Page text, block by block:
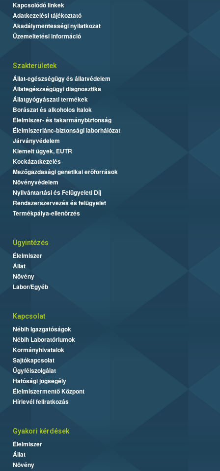
Kapcsolódó linkek
Adatkezelési tájékoztató
Akadálymentességi nyilatkozat
Üzemeltetési információ
Szakterületek
Állat-egészségügy és állatvédelem
Állategészségügyi diagnosztika
Állatgyógyászati termékek
Borászat és alkoholos italok
Élelmiszer- és takarmánybiztonság
Élelmiszerlánc-biztonsági laborhálózat
Járványvédelem
Kiemelt ügyek, EUTR
Kockázatkezelés
Mezőgazdasági genetikai erőforrások
Növényvédelem
Nyilvántartási és Felügyeleti Díj
Rendszerszervezés és felügyelet
Termékpálya-ellenőrzés
Ügyintézés
Élelmiszer
Állat
Növény
Labor/Egyéb
Kapcsolat
Nébih Igazgatóságok
Nébih Laboratóriumok
Kormányhivatalok
Sajtókapcsolat
Ügyfélszolgálat
Hatósági jogsegély
Élelmiszermentő Központ
Hírlevél feliratkozás
Gyakori kérdések
Élelmiszer
Állat
Növény